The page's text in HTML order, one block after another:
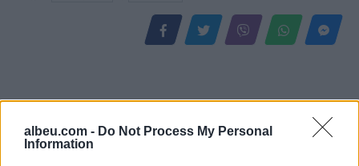
albeu.com - Do Not Process My Personal
Information